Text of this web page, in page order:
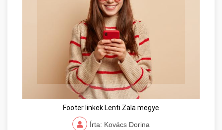
Footer linkek Lenti Zala megye
Írta: Kovács Dorina